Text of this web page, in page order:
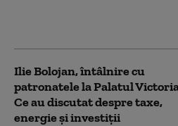
Ilie Bolojan, întâlnire cu
patronatele la Palatul
Ce au discutat despre taxe,
energie și investiții